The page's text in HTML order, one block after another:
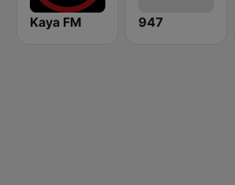
Kaya FM 947